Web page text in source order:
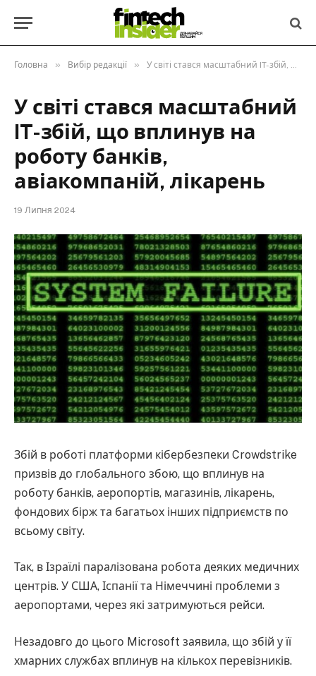
Головна » Вибір редакції » У світі стався масштабний IT-збій, що вплинув на роботу банків, авіакомпаній, лікарень
У світі стався масштабний
IT-збій, що вплинув на
роботу банків,
авіакомпаній, лікарень
19 Липня 2024
Збій в роботі платформи кібербезпеки Crowdstrike
призвів до глобального збою, що вплинув на
роботу банків, аеропортів, магазинів, лікарень,
фондових бірж та багатьох інших підприємств по
всьому світу.
Так, в Ізраїлі паралізована робота деяких медичних
центрів. У США, Іспанії та Німеччині проблеми з
аеропортами, через які затримуються рейси.
Незадовго до цього Microsoft заявила, що збій у її
хмарних службах вплинув на кількох перевізників.